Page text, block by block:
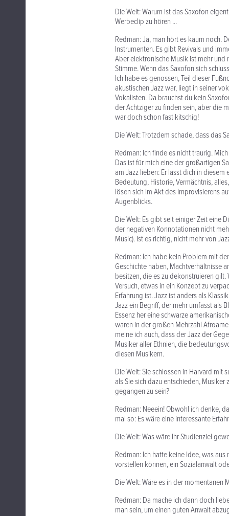
Die Welt: Warum ist das Saxofon
Werbeclip zu hören ...
Redman: Ja, man hört es kaum noch.
Instrumenten. Es gibt Revivals und
Aber elektronische Musik ist mehr und
Stimme. Wenn das Saxofon sich
Ich habe es genossen, Teil dieser
akustischen Jazz war, liegt in seiner
Vokalisten. Da brauchst du kein
der Achtziger zu finden sein, aber die
war doch schon fast kitschig!
Die Welt: Trotzdem schade, dass das
Redman: Ich finde es nicht traurig.
Das ist für mich eine der großartigen
am Jazz lieben: Er lässt dich in
Bedeutung, Historie, Vermächtnis,
lösen sich im Akt des Improvisierens
Augenblicks.
Die Welt: Es gibt seit einiger Zeit eine
der negativen Konnotationen nicht
Music). Ist es richtig, nicht mehr von
Redman: Ich habe kein Problem mit
Geschichte haben, Machtverhältnisse
besitzen, die es zu dekonstruieren
Versuch, etwas in ein Konzept zu
Erfahrung ist. Jazz ist anders als
Jazz ein Begriff, der mehr umfasst als
Essenz her eine schwarze
waren in der großen Mehrzahl
meine ich auch, dass der Jazz der
Musiker aller Ethnien, die
diesen Musikern.
Die Welt: Sie schlossen in Harvard mit
als Sie sich dazu entschieden,
gegangen zu sein?
Redman: Neeein! Obwohl ich denke,
mal so: Es wäre eine interessante
Die Welt: Was wäre Ihr Studienziel
Redman: Ich hatte keine Idee, was
vorstellen können, ein Sozialanwalt
Die Welt: Wäre es in der momentanen
Redman: Da mache ich dann doch
man sein, um einen guten Anwalt